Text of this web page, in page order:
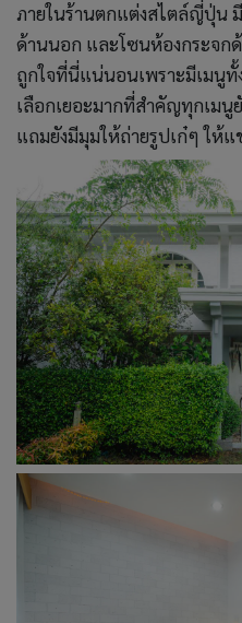
ภายในร้านตกแต่งสไตล์ญี่ปุ่น
ด้านนอก และโซนห้องกระจก
ถูกใจที่นี่แน่นอนเพราะมีเมนูทั้
เลือกเยอะมากที่สำคัญทุกเมนู
แถมยังมีมุมให้ถ่ายรูปเก๋ๆ ให้